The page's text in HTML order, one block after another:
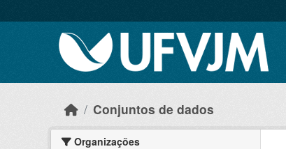
Conjuntos de dados
Organizações